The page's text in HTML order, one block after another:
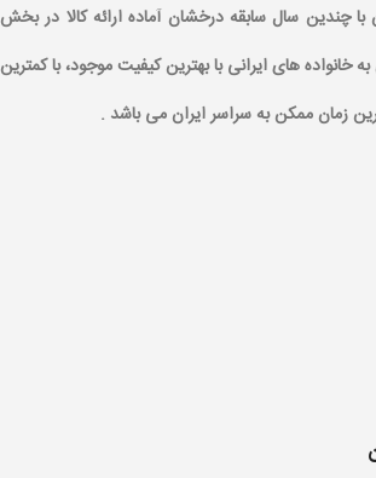
چندین سال سابقه درخشان آماده ارائه کالا در بخش
خانواده های ایرانی با بهترین کیفیت موجود، با کمترین
زمان ممکن به سراسر ایران می باشد .